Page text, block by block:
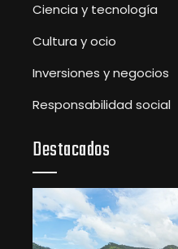
Ciencia y tecnología
Cultura y ocio
Inversiones y negocios
Responsabilidad social
Destacados